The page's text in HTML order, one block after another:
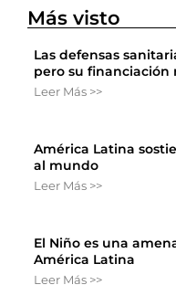
Más visto
Las defensas
pero su financiación
Leer Más >>
América Latina
al mundo
Leer Más >>
El Niño es una
América Latina
Leer Más >>